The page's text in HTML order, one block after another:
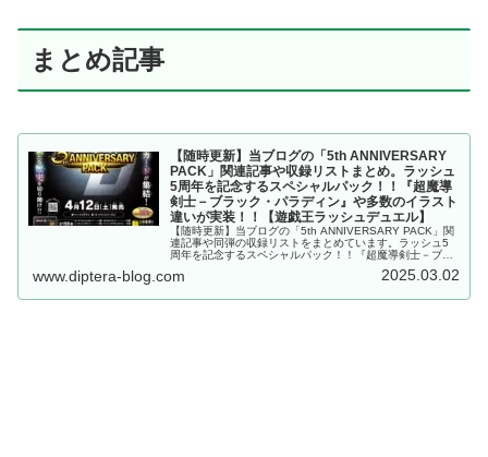
まとめ記事
【随時更新】当ブログの「5th ANNIVERSARY
PACK」関連記事や収録リストまとめ。ラッシュ
5周年を記念するスペシャルパック！！『超魔導
剣士－ブラック・パラディン』や多数のイラスト
違いが実装！！【遊戯王ラッシュデュエル】
【随時更新】当ブログの「5th ANNIVERSARY PACK」関
連記事や同弾の収録リストをまとめています。ラッシュ5
周年を記念するスペシャルパック！！『超魔導剣士－ブラ
戯王ラッシュデュエル】
www.diptera-blog.com 2025.03.02